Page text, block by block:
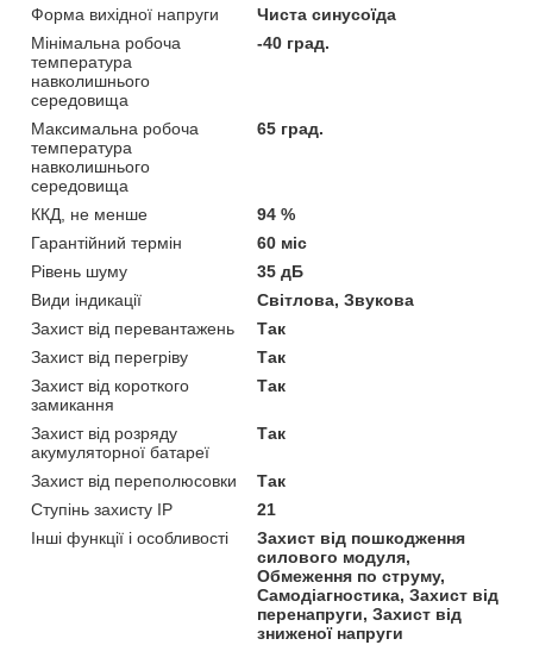
Форма вихідної напруги
Чиста синусоїда
Мінімальна робоча
температура
навколишнього
середовища
-40 град.
Максимальна робоча
температура
навколишнього
середовища
65 град.
ККД, не менше
94 %
Гарантійний термін
60 міс
Рівень шуму
35 дБ
Види індикації
Світлова, Звукова
Захист від перевантажень
Так
Захист від перегріву
Так
Захист від короткого
замикання
Так
Захист від розряду
акумуляторної батареї
Так
Захист від переполюсовки
Так
Ступінь захисту IP
21
Інші функції і особливості
Захист від пошкодження
силового модуля,
Обмеження по струму,
Самодіагностика, Захист від
перенапруги, Захист від
зниженої напруги